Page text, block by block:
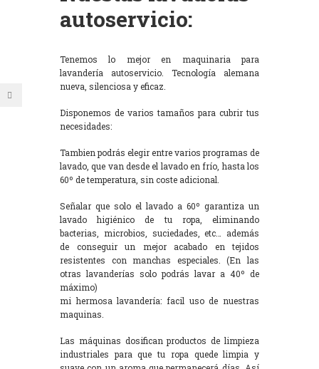
autoservicio:
Tenemos lo mejor en maquinaria para
lavandería autoservicio. Tecnología alemana
nueva, silenciosa y eficaz.
Disponemos de varios tamaños para cubrir tus
necesidades:
Tambien podrás elegir entre varios programas de
lavado, que van desde el lavado en frío, hasta los
60º de temperatura, sin coste adicional.
Señalar que solo el lavado a 60º garantiza un
lavado higiénico de tu ropa, eliminando
bacterias, microbios, suciedades, etc… además
de conseguir un mejor acabado en tejidos
resistentes con manchas especiales. (En las
otras lavanderías solo podrás lavar a 40º de
máximo)
mi hermosa lavandería: facil uso de nuestras
maquinas.
Las máquinas dosifican productos de limpieza
industriales para que tu ropa quede limpia y